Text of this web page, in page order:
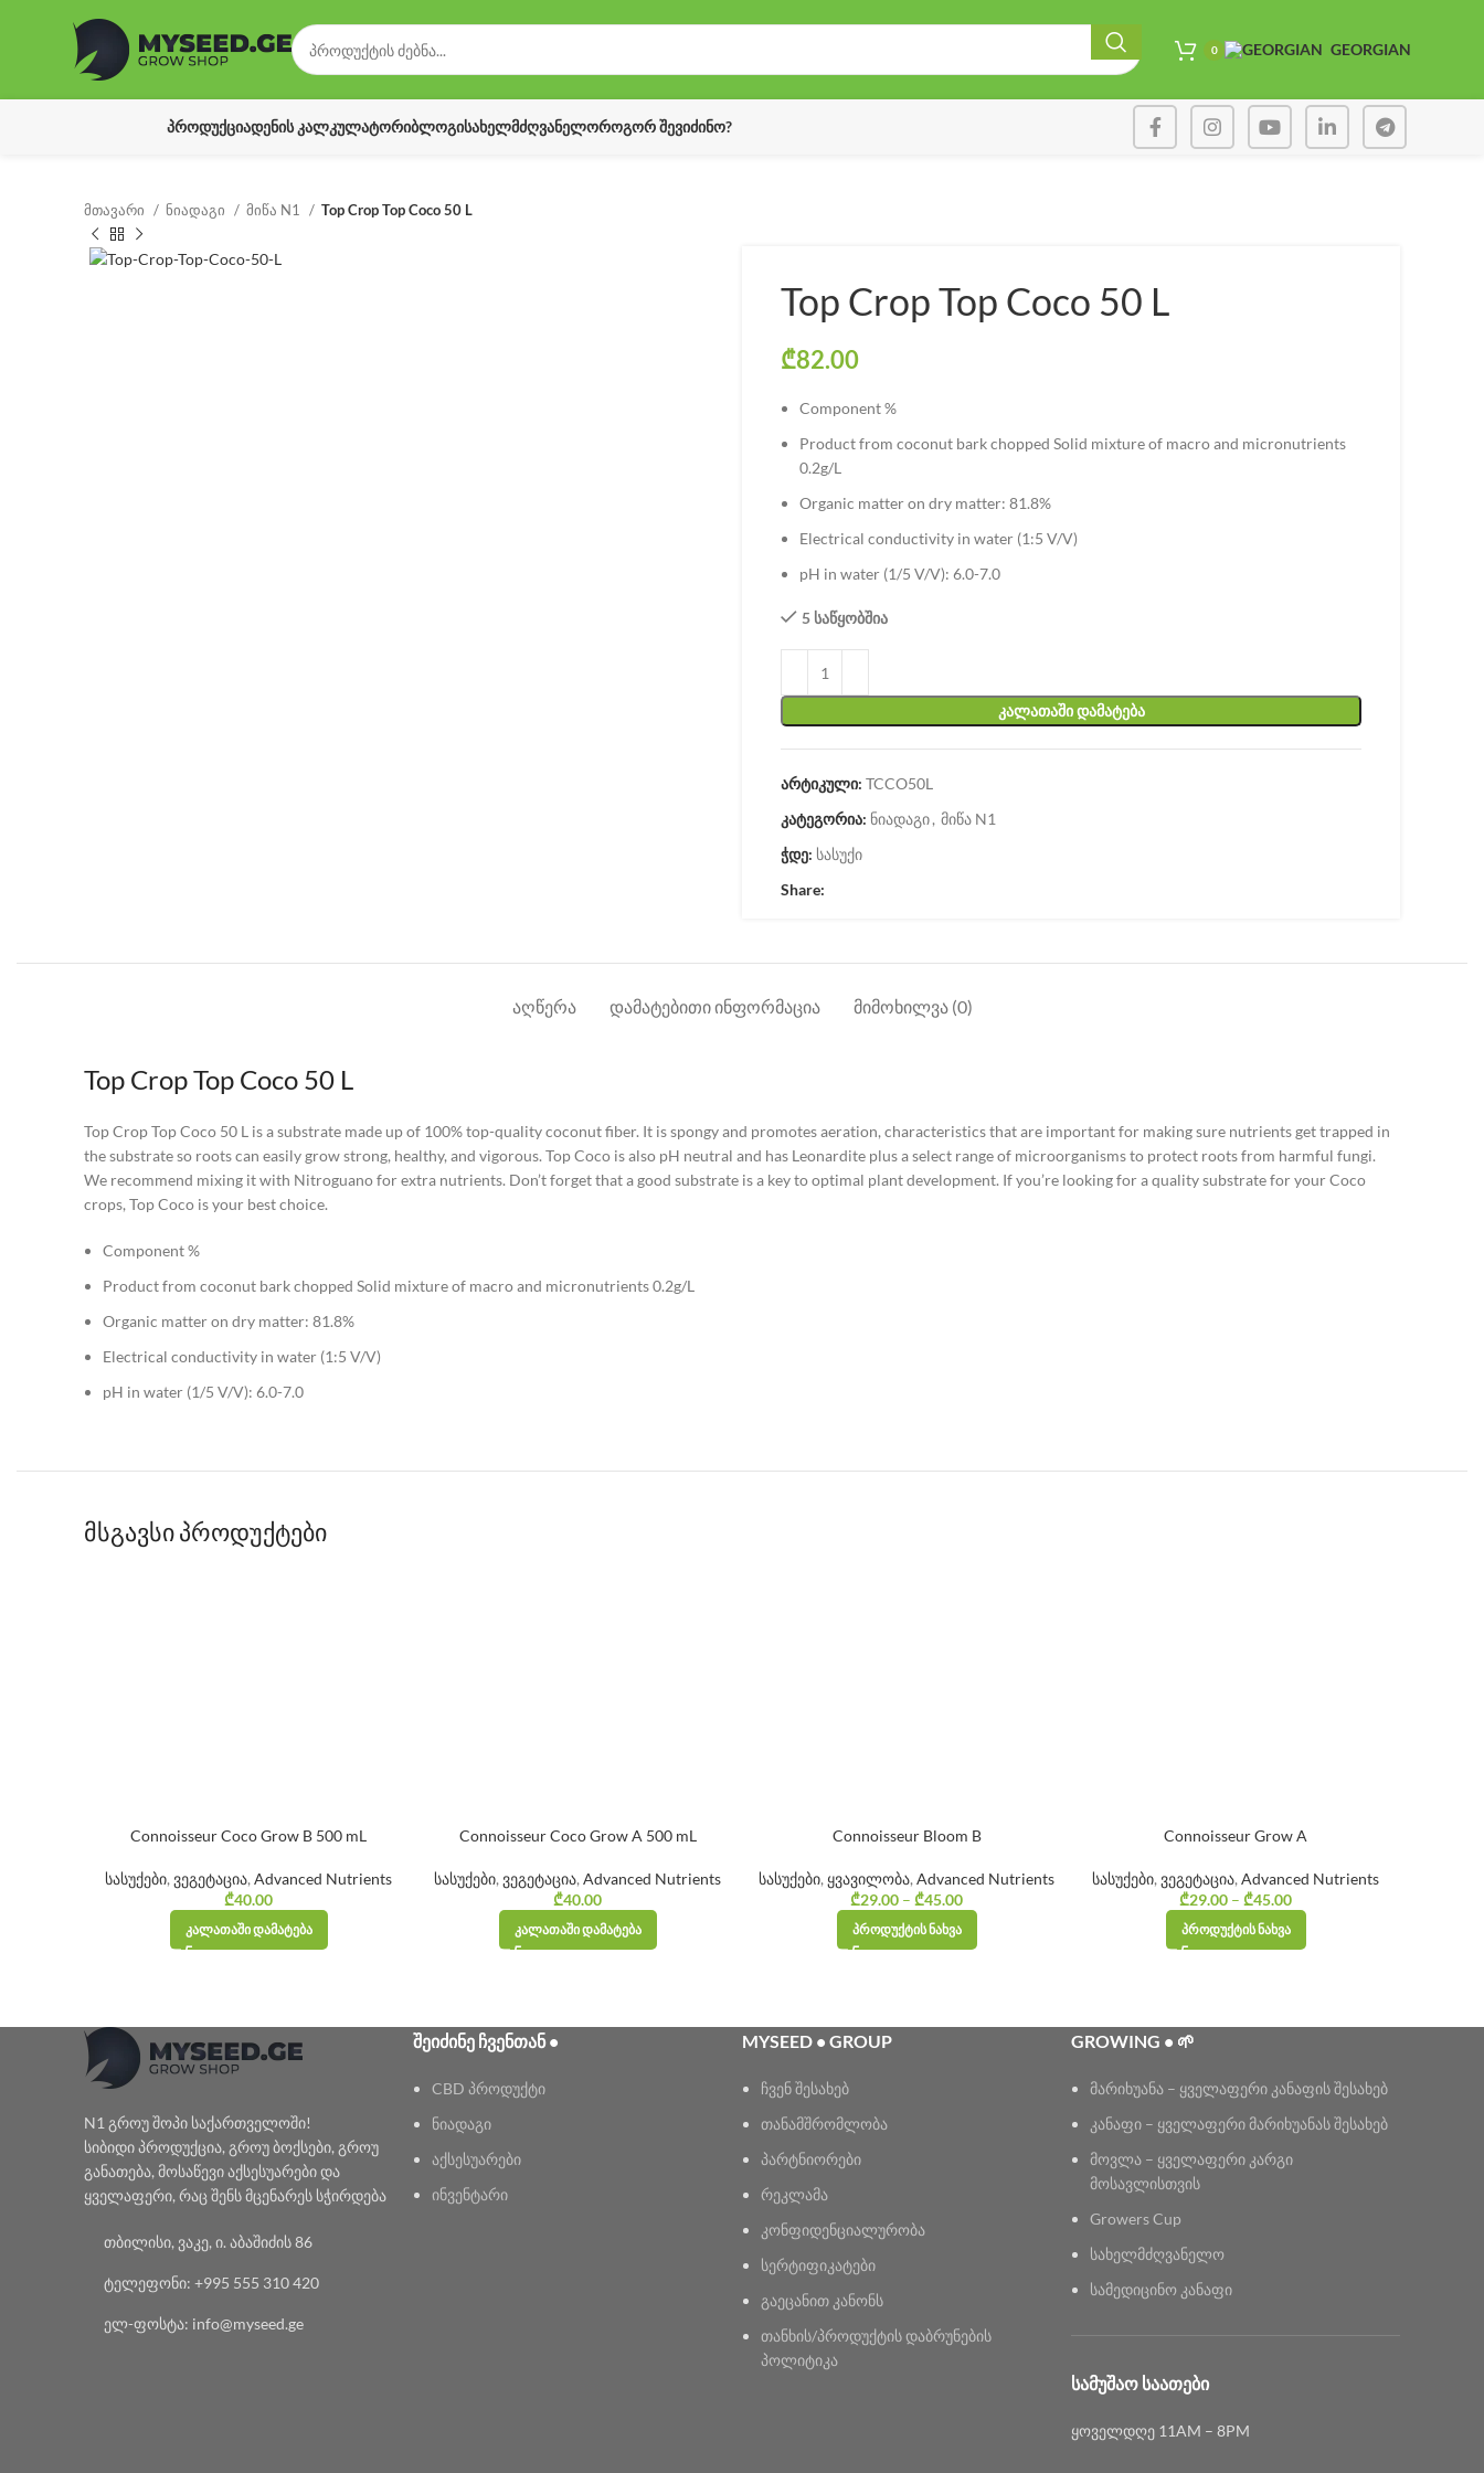
0 GEORGIAN
ᲞᲠᲝᲓᲣᲥᲪᲘᲐᲓᲔᲜᲘᲡ ᲙᲐᲚᲙᲣᲚᲐᲢᲝᲠᲘᲑᲚᲝᲒᲘᲡᲐᲮᲔᲚᲛᲫᲦᲕᲐᲜᲔᲚᲝᲠᲝᲒᲝᲠ ᲨᲔᲕᲘᲫᲘᲜᲝ?
მთავარი ნიადაგი მიწა N1 Top Crop Top Coco 50 L
Top Crop Top Coco 50 L
₾82.00
Component %
Product from coconut bark chopped Solid mixture of macro and micronutrients
0.2g/L
Organic matter on dry matter: 81.8%
Electrical conductivity in water (1:5 V/V)
pH in water (1/5 V/V): 6.0-7.0
5 საწყობშია
ᲙᲐᲚᲐᲗᲐᲨᲘ ᲓᲐᲛᲐᲢᲔᲑᲐ
არტიკული: TCCO50L
კატეგორია: ნიადაგი, მიწა N1
ჭდე: სასუქი
Share:
ᲐᲦᲬᲔᲠᲐ ᲓᲐᲛᲐᲢᲔᲑᲘᲗᲘ ᲘᲜᲤᲝᲠᲛᲐᲪᲘᲐ ᲛᲘᲛᲝᲮᲘᲚᲕᲐ (0)
Top Crop Top Coco 50 L
Top Crop Top Coco 50 L is a substrate made up of 100% top-quality coconut fiber. It is spongy and promotes aeration, characteristics that are important for making sure nutrients get trapped in
the substrate so roots can easily grow strong, healthy, and vigorous. Top Coco is also pH neutral and has Leonardite plus a select range of microorganisms to protect roots from harmful fungi.
We recommend mixing it with Nitroguano for extra nutrients. Don’t forget that a good substrate is a key to optimal plant development. If you’re looking for a quality substrate for your Coco
crops, Top Coco is your best choice.
Component %
Product from coconut bark chopped Solid mixture of macro and micronutrients 0.2g/L
Organic matter on dry matter: 81.8%
Electrical conductivity in water (1:5 V/V)
pH in water (1/5 V/V): 6.0-7.0
მსგავსი პროდუქტები
Connoisseur Coco Grow B 500 mL
სასუქები, ვეგეტაცია, Advanced Nutrients
₾40.00
ᲙᲐᲚᲐᲗᲐᲨᲘ ᲓᲐᲛᲐᲢᲔᲑᲐ
Connoisseur Coco Grow A 500 mL
სასუქები, ვეგეტაცია, Advanced Nutrients
₾40.00
ᲙᲐᲚᲐᲗᲐᲨᲘ ᲓᲐᲛᲐᲢᲔᲑᲐ
Connoisseur Bloom B
სასუქები, ყვავილობა, Advanced Nutrients
₾29.00 – ₾45.00
ᲞᲠᲝᲓᲣᲥᲢᲘᲡ ᲜᲐᲮᲕᲐ
Connoisseur Grow A
სასუქები, ვეგეტაცია, Advanced Nutrients
₾29.00 – ₾45.00
ᲞᲠᲝᲓᲣᲥᲢᲘᲡ ᲜᲐᲮᲕᲐ
N1 გროუ შოპი საქართველოში!
სიბიდი პროდუქცია, გროუ ბოქსები, გროუ
განათება, მოსაწევი აქსესუარები და
ყველაფერი, რაც შენს მცენარეს სჭირდება
თბილისი, ვაკე, ი. აბაშიძის 86
ტელეფონი: +995 555 310 420
ელ-ფოსტა: info@myseed.ge
ᲨᲔᲘᲫᲘᲜᲔ ᲩᲕᲔᲜᲗᲐᲜ •
CBD პროდუქტი
ნიადაგი
აქსესუარები
ინვენტარი
MYSEED • GROUP
ჩვენ შესახებ
თანამშრომლობა
პარტნიორები
რეკლამა
კონფიდენციალურობა
სერტიფიკატები
გაეცანით კანონს
თანხის/პროდუქტის დაბრუნების
პოლიტიკა
GROWING • 🌱
მარიხუანა – ყველაფერი კანაფის შესახებ
კანაფი – ყველაფერი მარიხუანას შესახებ
მოვლა – ყველაფერი კარგი
მოსავლისთვის
Growers Cup
სახელმძღვანელო
სამედიცინო კანაფი
ᲡᲐᲛᲣᲨᲐᲝ ᲡᲐᲐᲗᲔᲑᲘ
ყოველდღე 11AM – 8PM